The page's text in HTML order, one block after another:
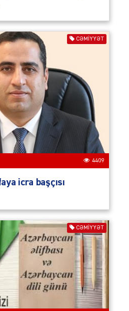
CƏMIYYƏT
4409
icra başçısı
CƏMIYYƏT